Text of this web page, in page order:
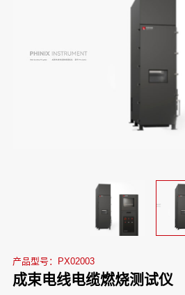
产品型号：PX02003
成束电线电缆燃烧测试仪